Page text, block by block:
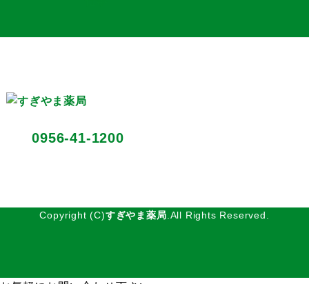
TEL:0956-41-1200
Copyright (C)すぎやま薬局 .All Rights Reserved.